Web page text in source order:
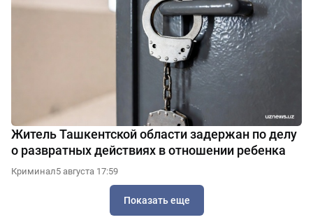
Житель Ташкентской области задержан по делу
о развратных действиях в отношении ребенка
Криминал5 августа 17:59
Показать еще